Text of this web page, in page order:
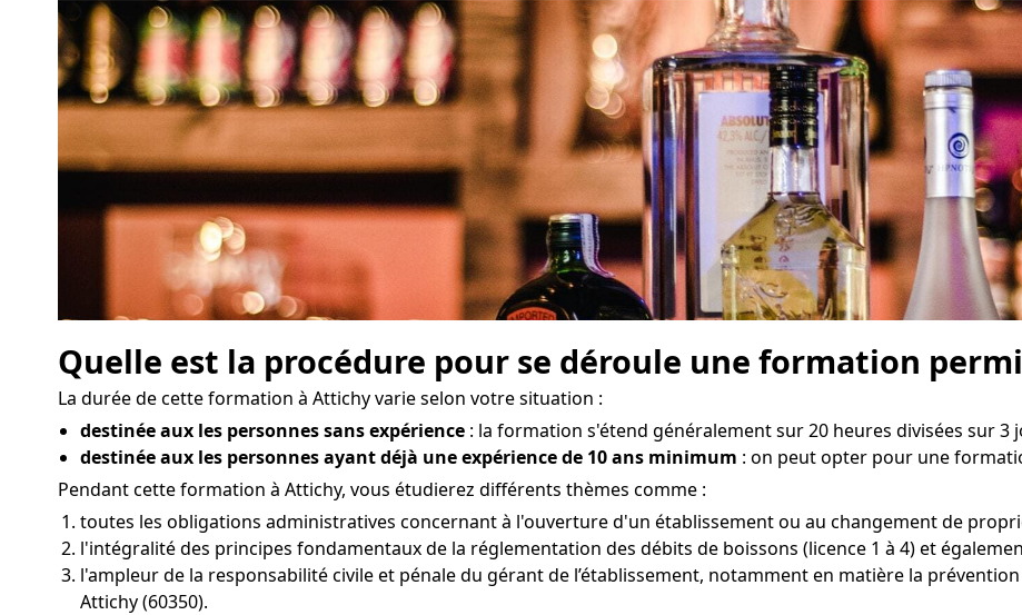
Quelle est la procédure pour se déroule une formation
La durée de cette formation à Attichy varie selon votre situation :
destinée aux les personnes sans expérience : la formation s'étend généralement sur 20 heures divisées sur 3
destinée aux les personnes ayant déjà une expérience de 10 ans minimum : on peut opter pour une
Pendant cette formation à Attichy, vous étudierez différents thèmes comme :
toutes les obligations administratives concernant à l'ouverture d'un établissement ou au changement de
l'intégralité des principes fondamentaux de la réglementation des débits de boissons (licence 1 à 4) et
l'ampleur de la responsabilité civile et pénale du gérant de l’établissement, notamment en matière la
Attichy (60350).